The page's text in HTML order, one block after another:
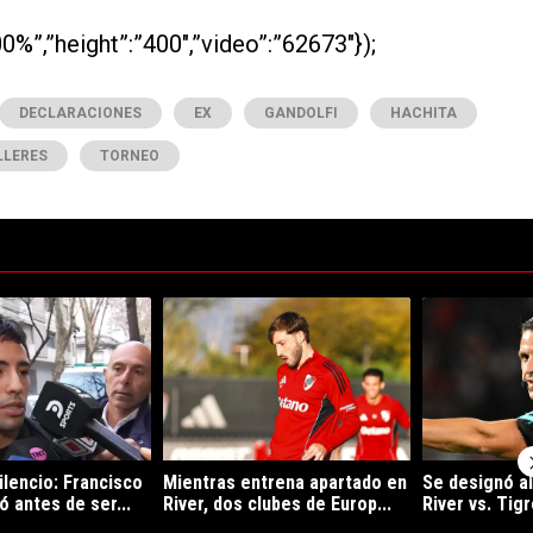
DECLARACIONES EX GANDOLFI HACHITA
TORNEO
tendencia con el título "Rompió el silencio: Francisco Ortega habló
Francisco
antes de ser...
Un artículo de tendencia con el título "Mientras
Mientras entrena apartado en
River, dos clubes de Europ...
Un artículo
Se designó
River vs.